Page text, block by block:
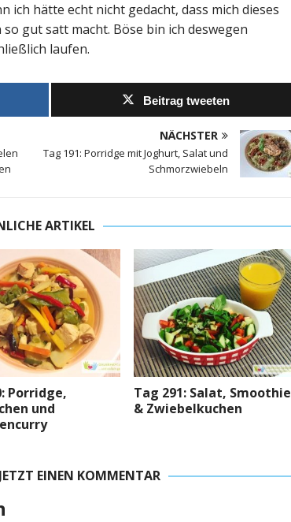
ich hätte echt nicht gedacht, dass mich dieses
gut satt macht. Böse bin ich deswegen
laufen.
Beitrag tweeten
NÄCHSTER
Tag 191: Porridge mit Joghurt, Salat und
Schmorzwiebeln
ARTIKEL
Porridge,
und
Tag 291: Salat, Smoothie
& Zwiebelkuchen
EINEN KOMMENTAR